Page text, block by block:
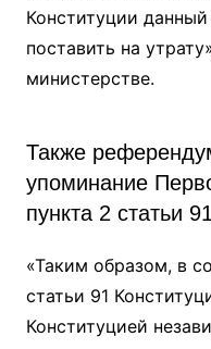
Конституции
поставить на
министерстве.
Также
упоминание
пункта 2 статьи
«Таким образом, в
статьи 91
Конституцией